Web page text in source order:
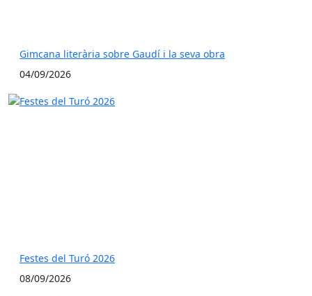
Gimcana literària sobre Gaudí i la seva obra
04/09/2026
Festes del Turó 2026
08/09/2026